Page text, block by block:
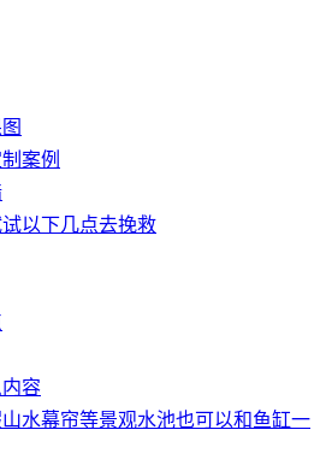
案例
以下几点去挽救
容
水幕帘等景观水池也可以和鱼缸一